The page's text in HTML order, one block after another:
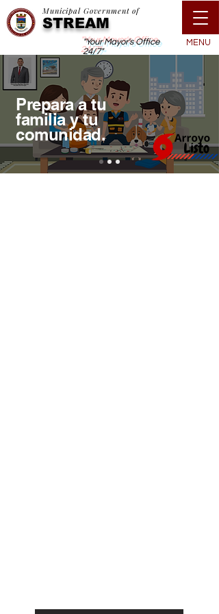
Municipal Government of
STREAM
"Your Mayor's Office
24/7"
MENU
Prepara a tu
familia y tu
comunidad.